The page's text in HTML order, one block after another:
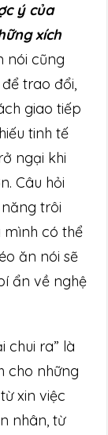
ý của
xích
nói cũng
trao đổi,
giao tiếp
tinh tế
ngại khi
Câu hỏi
trôi
mình có thể
ăn nói sẽ
ẩn về nghệ
chui ra” là
cho những
xin việc
nhân, từ